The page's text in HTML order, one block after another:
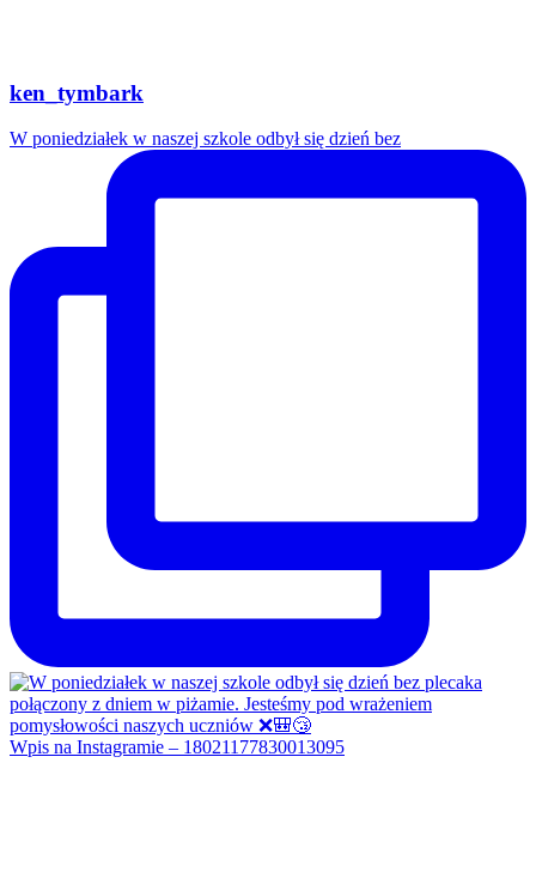
ken_tymbark
W poniedziałek w naszej szkole odbył się dzień bez
Wpis na Instagramie – 18021177830013095